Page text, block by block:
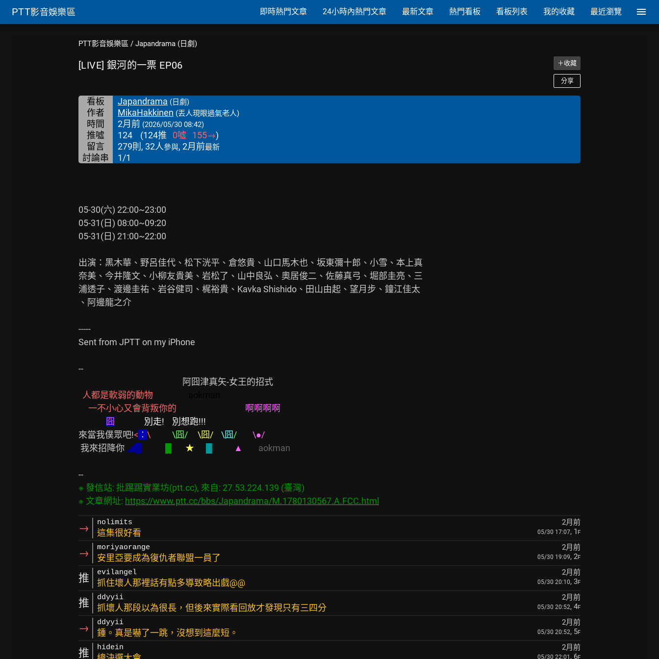
PTT影音娛樂區 即時熱門文章 24小時內熱門文章 最新文章 熱門看板 看板列表 我的收藏 最近瀏覽
PTT影音娛樂區 / Japandrama (日劇)
[LIVE] 銀河的一票 EP06 ＋收藏
分享
看板 Japandrama (日劇)
作者 MikaHakkinen (丟人現眼過氣老人)
時間 2月前 (2026/05/30 08:42)
推噓 124 (124推 0噓 155→)
留言
279則, 32人參與, 2月前最新
討論串 1/1
05-30(六) 22:00~23:00
05-31(日) 08:00~09:20
05-31(日) 21:00~22:00
出演：黑木華、野呂佳代、松下洸平、倉悠貴、山口馬木也、坂東彌十郎、小雪、本上真
奈美、今井隆文、小柳友貴美、岩松了、山中良弘、奧居俊二、佐藤真弓、堀部圭亮、三
浦透子、渡邊圭祐、岩谷健司、梶裕貴、Kavka Shishido、田山由起、望月步、鐘江佳太
、阿邊龍之介
-----
Sent from JPTT on my iPhone
--
人都是軟弱的動物
一不小心又會背叛你的 啊啊啊啊
囧
別走!    別想跑!!!
來當我僕眾吧!< ︰ \ \囧/ \囧/ \囧/ \●/
我來招降你 ◢█ ★ ▲ aokman
※ 發信站: 批踢踢實業坊(ptt.cc), 來自: 27.53.224.139 (臺灣)
※ 文章網址: https://www.ptt.cc/bbs/Japandrama/M.1780130567.A.FCC.html
→ nolimits 2月前
這集很好看 05/30 17:07, 1 F
→ moriyaorange 2月前
安里亞要成為復仇者聯盟一員了 05/30 19:09, 2F
推 evilangel 2月前
抓住壞人那裡話有點多導致略出戲@@ 05/30 20:10, 3F
推 ddyyii 2月前
抓壞人那段以為很長，但後來實際看回放才發現只有三四分 05/30 20:52, 4F
→ ddyyii 2月前
鍾。真是嚇了一跳，沒想到這麼短。 05/30 20:52, 5F
推 hidein 2月前
05/30 22:01 , 6F